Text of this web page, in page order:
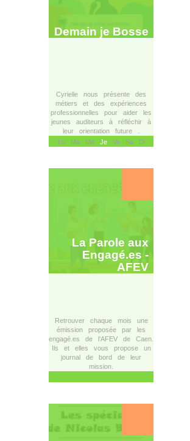
Demain je Bosse
Cyrielle nous présente des
métiers et des expériences
professionnelles pour aider les
jeunes auditeurs à réfléchir à
leur orientation future .
Lu Ma Me JeVe Sa Di
La Parole aux
Engagé.es -
AFEV
Retrouver chaque mois une
émission proposée par les
engagé.es de l’AFEV de Caen.
Ils et elles vous propose un
journal de bord de leur
mission.